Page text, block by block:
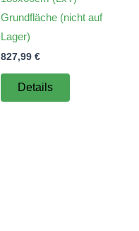
Grundfläche (nicht auf
Lager)
827,99 €
Details